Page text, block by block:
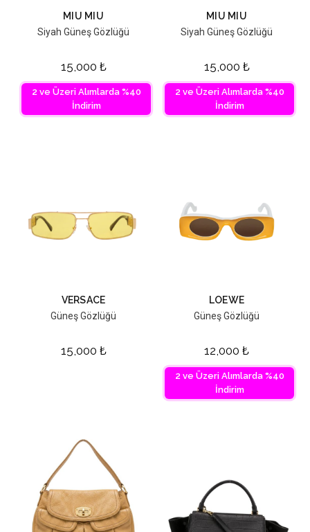
MIU MIU
Siyah Güneş Gözlüğü
15,000 ₺
2 ve Üzeri Alımlarda %40
İndirim
MIU MIU
Siyah Güneş Gözlüğü
15,000 ₺
2 ve Üzeri Alımlarda %40
İndirim
VERSACE
Güneş Gözlüğü
15,000 ₺
LOEWE
Güneş Gözlüğü
12,000 ₺
2 ve Üzeri Alımlarda %40
İndirim